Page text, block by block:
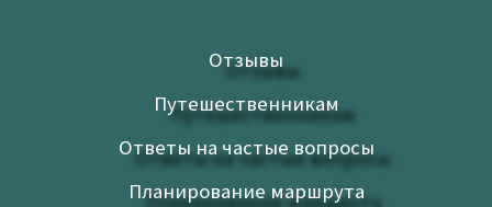
Отзывы
Путешественникам
Ответы на частые вопросы
Планирование маршрута